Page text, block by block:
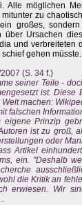
Alle möglichen
zu
großes,
über Ursachen
und
gehen müsste.
(S. 34 f.)
seiner Teile -
ist.
machen:
falschen
Prinzip
ist zu groß,
oder
Artikel
ein. "Deshalb
die Kritik an
erwiesen. Wir